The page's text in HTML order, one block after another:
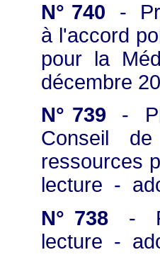
N° 740 -
à l'accord
pour la
décembre
N° 739 -
Conseil
ressources
lecture -
N° 738 -
lecture -